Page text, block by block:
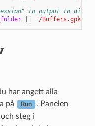
to output to
'/Buffers.gpkg
har angett alla
på
Run . Panelen
steg i